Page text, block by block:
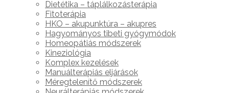
Dietétika – táplálkozásterápia
Fitoterápia
HKO – akupunktúra – akupres
Hagyományos tibeti gyógymódok
Homeopátiás módszerek
Kineziológia
Komplex kezelések
Manuálterápiás eljárások
Méregtelenítő módszerek